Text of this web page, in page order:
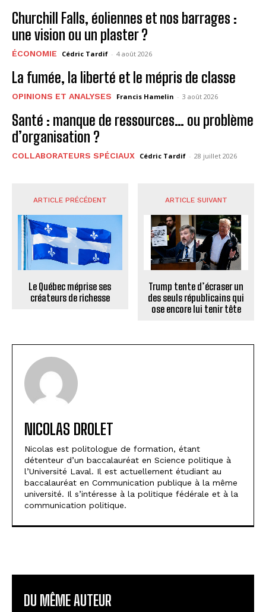
Churchill Falls, éoliennes et nos barrages :
une vision ou un plaster ?
ÉCONOMIE Cédric Tardif - 4 août 2026
La fumée, la liberté et le mépris de classe
OPINIONS ET ANALYSES Francis Hamelin - 3 août 2026
Santé : manque de ressources… ou problème
d’organisation ?
COLLABORATEURS SPÉCIAUX Cédric Tardif - 28 juillet 2026
ARTICLE PRÉCÉDENT
Le Québec méprise ses
créateurs de richesse
ARTICLE SUIVANT
Trump tente d’écraser un
des seuls républicains qui
ose encore lui tenir tête
NICOLAS DROLET
Nicolas est politologue de formation, étant
détenteur d’un baccalauréat en Science politique à
l’Université Laval. Il est actuellement étudiant au
baccalauréat en Communication publique à la même
université. Il s’intéresse à la politique fédérale et à la
communication politique.
DU MÊME AUTEUR